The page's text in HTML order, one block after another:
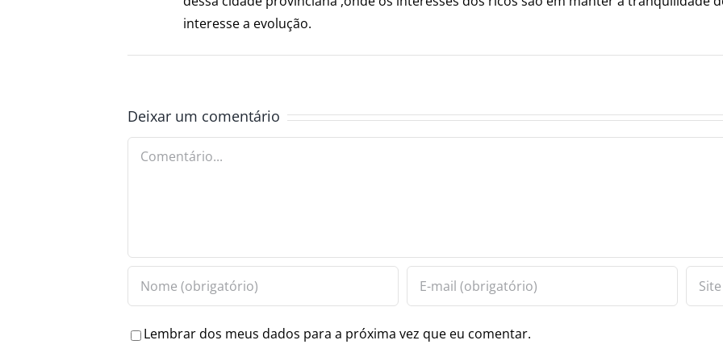
interesse a evolução.
Deixar um comentário
Comentário
Lembrar dos meus dados para a próxima vez que eu comentar.